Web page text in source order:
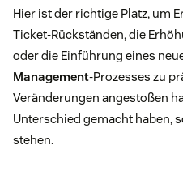
Hier ist der richtige Platz, um
Ticket-Rückständen, die
oder die Einführung eines
Management-Prozesses zu
Veränderungen angestoßen
Unterschied gemacht haben,
stehen.